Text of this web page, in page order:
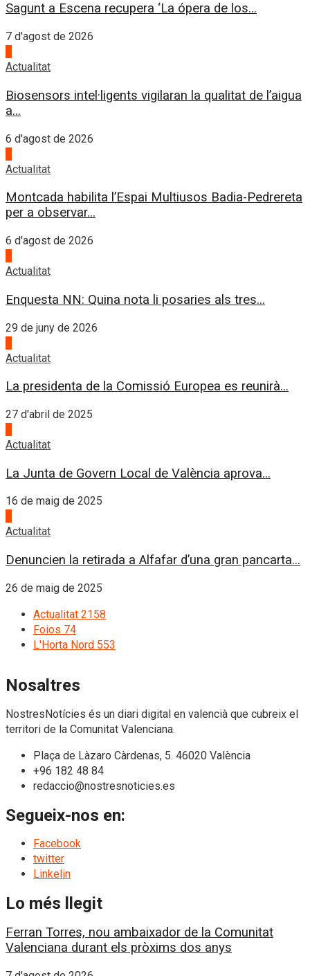
Sagunt a Escena recupera ‘La ópera de los...
7 d'agost de 2026
Actualitat
Biosensors intel·ligents vigilaran la qualitat de l’aigua
a...
6 d'agost de 2026
Actualitat
Montcada habilita l’Espai Multiusos Badia-Pedrereta
per a observar...
6 d'agost de 2026
Actualitat
Enquesta NN: Quina nota li posaries als tres...
29 de juny de 2026
Actualitat
La presidenta de la Comissió Europea es reunirà...
27 d'abril de 2025
Actualitat
La Junta de Govern Local de València aprova...
16 de maig de 2025
Actualitat
Denuncien la retirada a Alfafar d’una gran pancarta...
26 de maig de 2025
Actualitat 2158
Foios 74
L'Horta Nord 553
Nosaltres
NostresNotícies és un diari digital en valencià que cubreix el
territori de la Comunitat Valenciana.
Plaça de Làzaro Càrdenas, 5. 46020 València
+96 182 48 84
redaccio@nostresnoticies.es
Segueix-nos en:
Facebook
twitter
Linkelin
Lo més llegit
Ferran Torres, nou ambaixador de la Comunitat
Valenciana durant els pròxims dos anys